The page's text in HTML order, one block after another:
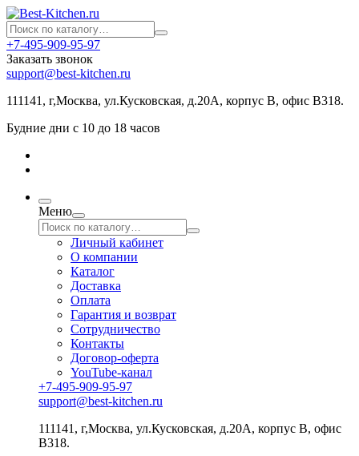
+7-495-909-95-97
Заказать звонок
support@best-kitchen.ru
111141, г,Москва, ул.Кусковская, д.20А, корпус В, офис В318.
Будние дни с 10 до 18 часов
Меню
Личный кабинет
О компании
Каталог
Доставка
Оплата
Гарантия и возврат
Сотрудничество
Контакты
Договор-оферта
YouTube-канал
+7-495-909-95-97
support@best-kitchen.ru
111141, г,Москва, ул.Кусковская, д.20А, корпус В, офис
В318.